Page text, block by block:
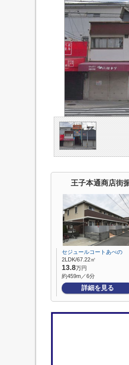
王子本通商店街
セジュールコートあべの
2LDK/67.22㎡
13.8万円
約459m／6分
詳細を見る